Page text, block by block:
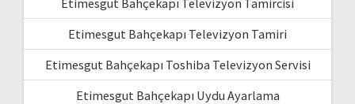
Etimesgut Bahçekapı Televizyon Tamiri
Etimesgut Bahçekapı Toshiba Televizyon Servisi
Etimesgut Bahçekapı Uydu Ayarlama